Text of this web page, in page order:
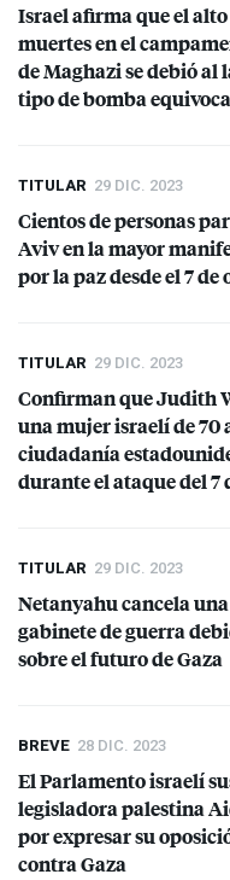
Israel afirma que el
muertes en el
de Maghazi se debió al
tipo de bomba
TITULAR 29 DIC. 2023
Cientos de personas
Aviv en la mayor
por la paz desde el 7 de
TITULAR 29 DIC. 2023
Confirman que Judith
una mujer israelí de 70
ciudadanía
durante el ataque del 7
TITULAR 29 DIC. 2023
Netanyahu cancela
gabinete de guerra
sobre el futuro de Gaza
BREVE 28 DIC. 2023
El Parlamento israelí
legisladora palestina
por expresar su
contra Gaza